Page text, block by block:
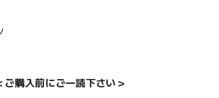
ご購入前にご一読下さい＞